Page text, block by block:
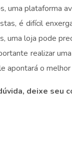
uma plataforma
é difícil
uma loja pode
realizar
apontará o
deixe seu